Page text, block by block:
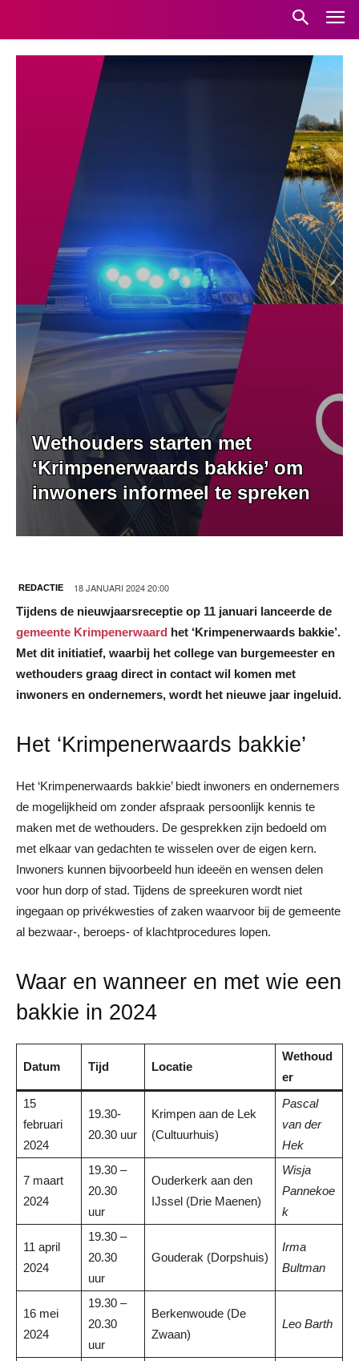
Wethouders starten met
‘Krimpenerwaards bakkie’ om
inwoners informeel te spreken
REDACTIE 18 JANUARI 2024 20:00
Tijdens de nieuwjaarsreceptie op 11 januari lanceerde de
gemeente Krimpenerwaard het ‘Krimpenerwaards bakkie’.
Met dit initiatief, waarbij het college van burgemeester en
wethouders graag direct in contact wil komen met
inwoners en ondernemers, wordt het nieuwe jaar ingeluid.
Het ‘Krimpenerwaards bakkie’
Het ‘Krimpenerwaards bakkie’ biedt inwoners en ondernemers
de mogelijkheid om zonder afspraak persoonlijk kennis te
maken met de wethouders. De gesprekken zijn bedoeld om
met elkaar van gedachten te wisselen over de eigen kern.
Inwoners kunnen bijvoorbeeld hun ideeën en wensen delen
voor hun dorp of stad. Tijdens de spreekuren wordt niet
ingegaan op privékwesties of zaken waarvoor bij de gemeente
al bezwaar-, beroeps- of klachtprocedures lopen.
Waar en wanneer en met wie een
bakkie in 2024
Datum Tijd Locatie
Wethoud
er
15
februari
2024
19.30-
20.30 uur
Krimpen aan de Lek
(Cultuurhuis)
Pascal
van der
Hek
7 maart
2024
19.30 –
20.30
uur
Ouderkerk aan den
IJssel (Drie Maenen)
Wisja
Pannekoe
k
11 april
2024
19.30 –
20.30
uur
Gouderak (Dorpshuis)
Irma
Bultman
16 mei
2024
19.30 –
20.30
uur
Berkenwoude (De
Zwaan)
Leo Barth